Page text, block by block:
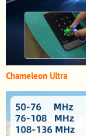
Chameleon Ultra